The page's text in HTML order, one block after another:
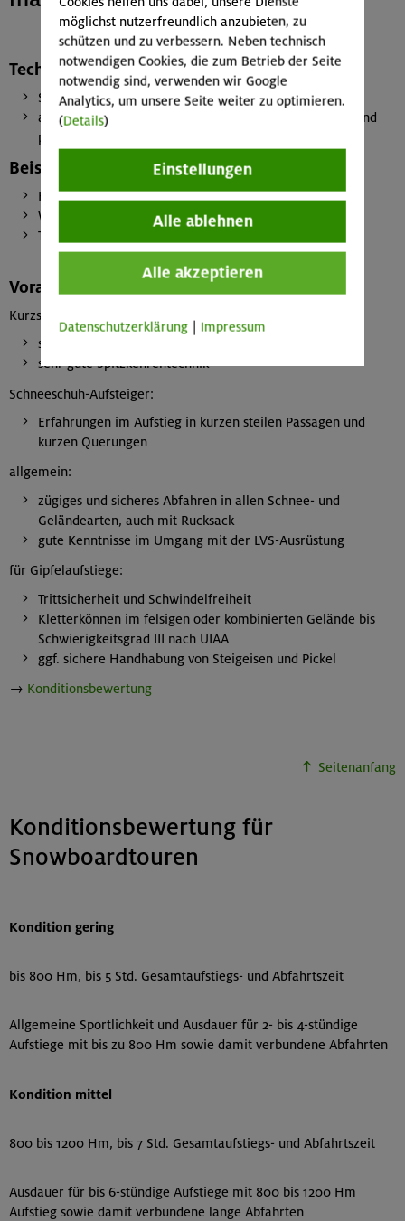
Technische Anforderungen
Steilpassagen ab 40 Grad
alpinistisch sehr anspruchsvolle Touren in technischer und
psychischer Hinsicht
Beispiele
Hohe Munde
Watzmann-Überschreitung
Tofana di Rozes
Voraussetzungen (nötige Fähigkeiten)
Kurzski- & und Splitboard-Aufsteiger:
sicheres Aufsteigen mit Kurzski oder Splitboard
sehr gute Spitzkehrentechnik
Schneeschuh-Aufsteiger:
Erfahrungen im Aufstieg in kurzen steilen Passagen und
kurzen Querungen
allgemein:
zügiges und sicheres Abfahren in allen Schnee- und
Geländearten, auch mit Rucksack
gute Kenntnisse im Umgang mit der LVS-Ausrüstung
für Gipfelaufstiege:
Trittsicherheit und Schwindelfreiheit
Kletterkönnen im felsigen oder kombinierten Gelände bis
Schwierigkeitsgrad III nach UIAA
ggf. sichere Handhabung von Steigeisen und Pickel
→ Konditionsbewertung
Seitenanfang
Konditionsbewertung für
Snowboardtouren
Kondition gering
bis 800 Hm, bis 5 Std. Gesamtaufstiegs- und Abfahrtszeit
Allgemeine Sportlichkeit und Ausdauer für 2- bis 4-stündige
Aufstiege mit bis zu 800 Hm sowie damit verbundene Abfahrten
Kondition mittel
800 bis 1200 Hm, bis 7 Std. Gesamtaufstiegs- und Abfahrtszeit
Ausdauer für bis 6-stündige Aufstiege mit 800 bis 1200 Hm
Aufstieg sowie damit verbundene lange Abfahrten
möglichst nutzerfreundlich anzubieten, zu
schützen und zu verbessern. Neben technisch
notwendigen Cookies, die zum Betrieb der Seite
notwendig sind, verwenden wir Google
Analytics, um unsere Seite weiter zu optimieren.
(Details)
Einstellungen
Alle ablehnen
Alle akzeptieren
Datenschutzerklärung Impressum